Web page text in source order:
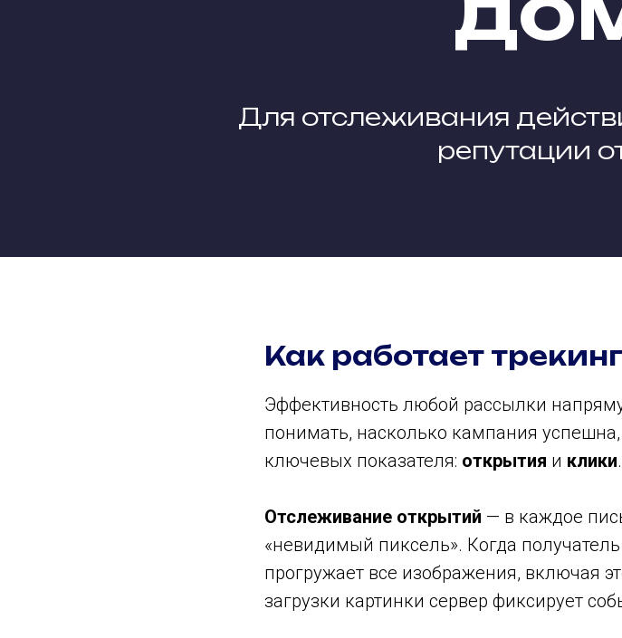
Для отслеживания
репутации
Как работает
Эффективность любой рассылки
понимать, насколько кампания
ключевых показателя: открытия и клики
Отслеживание открытий — в каждое
«невидимый пиксель». Когда
прогружает все изображения, включая
загрузки картинки сервер фиксирует